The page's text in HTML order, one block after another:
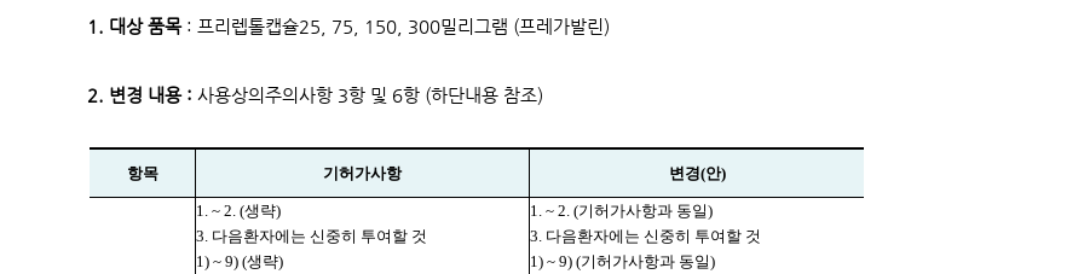
1. 대상 품목 : 프리렙톨캡슐25, 75, 150, 300밀리그램 (프레가발린)
2. 변경 내용 : 사용상의주의사항 3항 및 6항 (하단내용 참조)
항목 기허가사항 변경(안)
1. ~ 2. (생략)
3. 다음환자에는 신중히 투여할 것
1) ~ 9) (생략)
1. ~ 2. (기허가사항과 동일)
3. 다음환자에는 신중히 투여할 것
1) ~ 9) (기허가사항과 동일)